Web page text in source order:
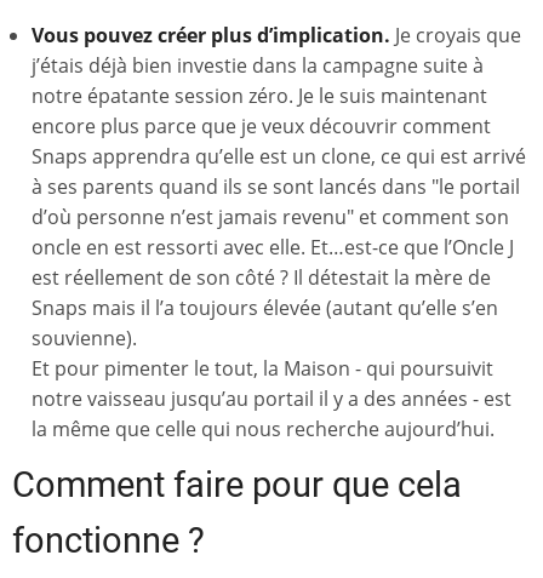
Vous pouvez créer plus d’implication. Je croyais que
j’étais déjà bien investie dans la campagne suite à
notre épatante session zéro. Je le suis maintenant
encore plus parce que je veux découvrir comment
Snaps apprendra qu’elle est un clone, ce qui est arrivé
à ses parents quand ils se sont lancés dans "le portail
d’où personne n’est jamais revenu" et comment son
oncle en est ressorti avec elle. Et…est-ce que l’Oncle J
est réellement de son côté ? Il détestait la mère de
Snaps mais il l’a toujours élevée (autant qu’elle s’en
souvienne).
Et pour pimenter le tout, la Maison - qui poursuivit
notre vaisseau jusqu’au portail il y a des années - est
la même que celle qui nous recherche aujourd’hui.
Comment faire pour que cela
fonctionne ?